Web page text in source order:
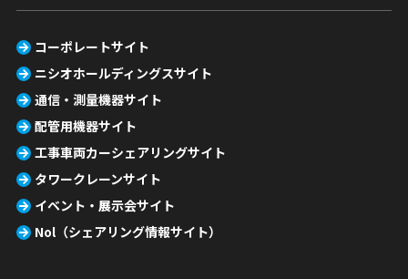
コーポレートサイト
ニシオホールディングスサイト
通信・測量機器サイト
配管用機器サイト
工事車両カーシェアリングサイト
タワークレーンサイト
イベント・展示会サイト
Nol（シェアリング情報サイト）